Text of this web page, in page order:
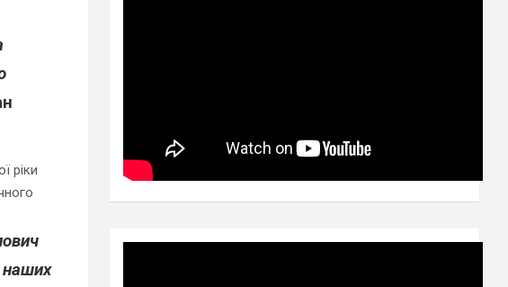
ріки
наших